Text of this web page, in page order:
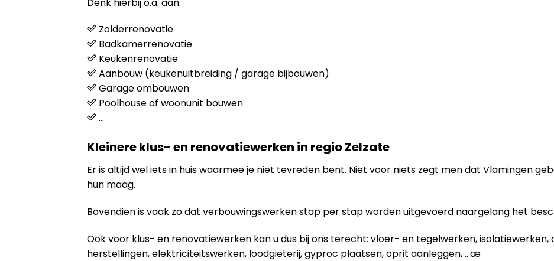
Zolderrenovatie
Badkamerrenovatie
Keukenrenovatie
Aanbouw (keukenuitbreiding / garage bijbouwen)
Garage ombouwen
Poolhouse of woonunit bouwen
…
Kleinere klus- en renovatiewerken in regio Zelzate
Er is altijd wel iets in huis waarmee je niet tevreden bent. Niet voor niets zegt men dat Vlamingen
hun maag.
Bovendien is vaak zo dat verbouwingswerken stap per stap worden uitgevoerd naargelang het
Ook voor klus- en renovatiewerken kan u dus bij ons terecht: vloer- en tegelwerken, isolatiewerken,
herstellingen, elektriciteitswerken, loodgieterij, gyproc plaatsen, oprit aanleggen, …æ